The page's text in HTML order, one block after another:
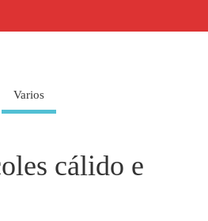
Varios
cálido e